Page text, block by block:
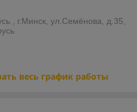
, г.Минск, ул.Семёнова, д.35,
весь график работы